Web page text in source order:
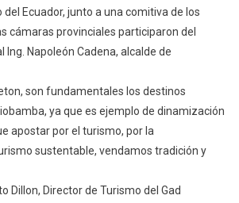
Ecuador, junto a una comitiva de los
cámaras provinciales participaron del
Ing. Napoleón Cadena, alcalde de
son fundamentales los destinos
ya que es ejemplo de dinamización
apostar por el turismo, por la
sustentable, vendamos tradición y
Dillon, Director de Turismo del Gad